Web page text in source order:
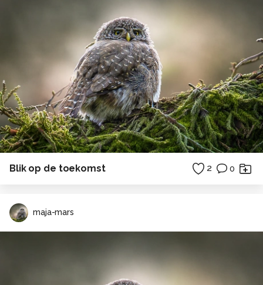
Blik op de toekomst 2 0
maja-mars